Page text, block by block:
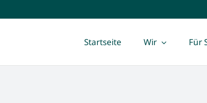
Startseite Wir Für